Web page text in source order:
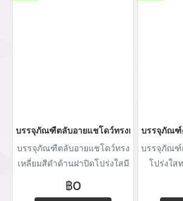
บรรจุภัณฑืตลับอายแชโดว์ทรงเหลี่ยมสีดำด้า
บรรจุภัณฑืตลับอายแชโดว์ทรง
เหลี่ยมสีดำด้านฝาปิดโปร่งใสมี
สองซ่อง
฿0
บรรจุภัณฑ์
บรรจุภัณฑ์
โปร่งใส